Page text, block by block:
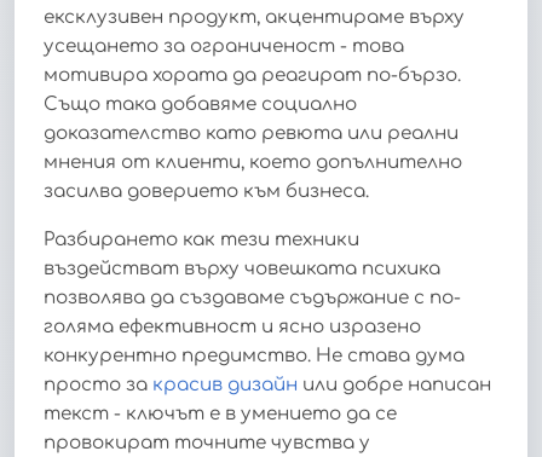
ексклузивен продукт, акцентираме върху
усещането за ограниченост - това
мотивира хората да реагират по-бързо.
Също така добавяме социално
доказателство като ревюта или реални
мнения от клиенти, което допълнително
засилва доверието към бизнеса.
Разбирането как тези техники
въздействат върху човешката психика
позволява да създаваме съдържание с по-
голяма ефективност и ясно изразено
конкурентно предимство. Не става дума
просто за красив дизайн или добре написан
текст - ключът е в умението да се
провокират точните чувства у